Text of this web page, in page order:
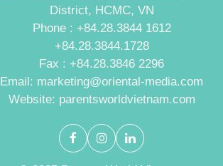
District, HCMC, VN
Phone : +84.28.3844 1612
+84.28.3844.1728
Fax : +84.28.3846 2296
Email: marketing@oriental-media.com
Website: parentsworldvietnam.com